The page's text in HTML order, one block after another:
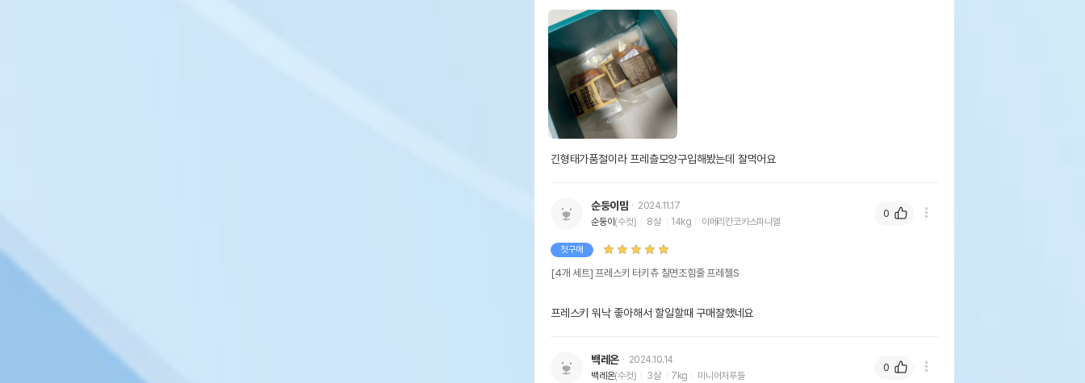
긴형태가품절이라 프레츨모양구입해봤는데 잘먹어요
순둥이맘
2024.11.17
순둥이(수컷) 8살 14kg 아메리칸코카스파니엘
첫구매
[4개 세트] 프레스키 터키츄 칠면조힘줄 프레첼S
프레스키 워낙 좋아해서 할일할때 구매잘했네요
0
백레온
2024.10.14
백레온(수컷) 3살 7kg 미니어처푸들
0